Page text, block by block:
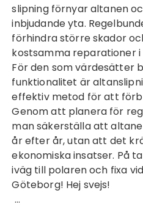
slipning förnyar altanen
inbjudande yta.
förhindra större skador
kostsamma reparationer
För den som värdesätter
funktionalitet är
effektiv metod för att
Genom att planera för
man säkerställa att
år efter år, utan att det
ekonomiska insatser. På
iväg till polaren och fixa
Göteborg! Hej svejs!
…